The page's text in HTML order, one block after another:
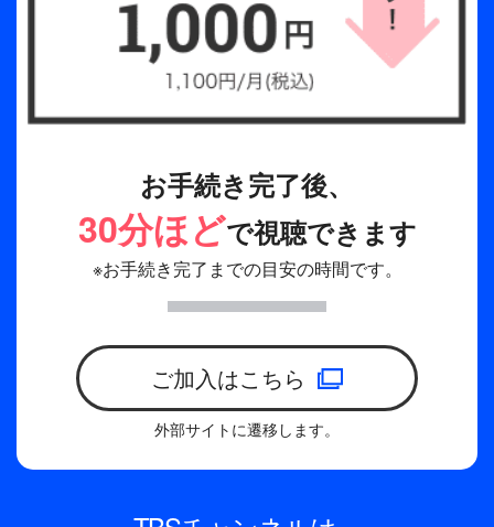
お手続き完了後、
30分ほどで視聴できます
※お手続き完了までの目安の時間です。
ご加入はこちら
外部サイトに遷移します。